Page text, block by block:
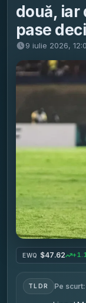
două, iar
pase
9 iulie 2026,
EWQ $47.62
TLDR Pe scurt: